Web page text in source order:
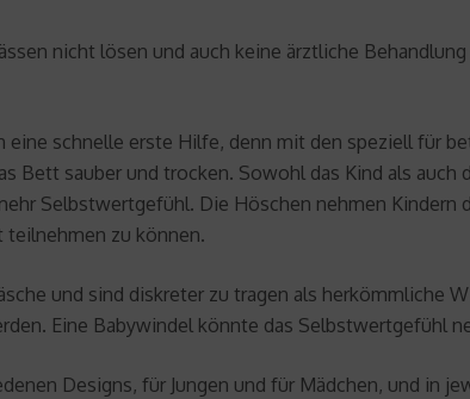
nicht lösen und auch keine ärztliche
schnelle erste Hilfe, denn mit den speziell für
Bett sauber und trocken. Sowohl das Kind als
Selbstwertgefühl. Die Höschen nehmen Kindern
teilnehmen zu können.
und sind diskreter zu tragen als herkömmliche
Eine Babywindel könnte das Selbstwertgefühl
Designs, für Jungen und für Mädchen, und in